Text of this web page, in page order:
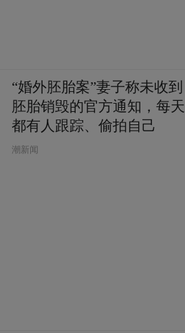
“婚外胚胎案”妻子称未收到
胚胎销毁的官方通知，每天
都有人跟踪、偷拍自己
潮新闻